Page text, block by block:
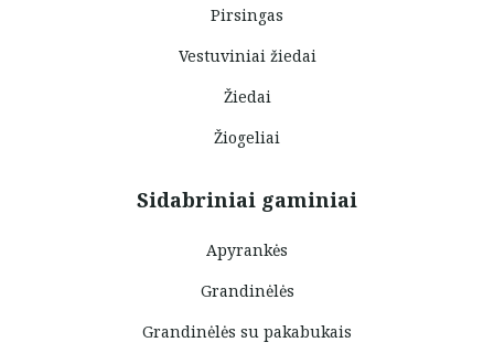
Pirsingas
Vestuviniai žiedai
Žiedai
Žiogeliai
Sidabriniai gaminiai
Apyrankės
Grandinėlės
Grandinėlės su pakabukais